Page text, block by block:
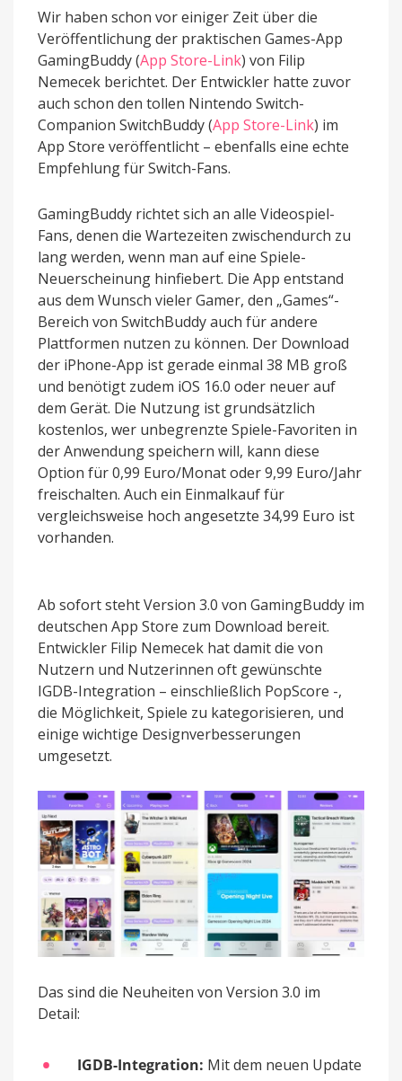
Wir haben schon vor einiger Zeit über die
Veröffentlichung der praktischen Games-App
GamingBuddy (App Store-Link) von Filip
Nemecek berichtet. Der Entwickler hatte zuvor
auch schon den tollen Nintendo Switch-
Companion SwitchBuddy (App Store-Link) im
App Store veröffentlicht – ebenfalls eine echte
Empfehlung für Switch-Fans.
GamingBuddy richtet sich an alle Videospiel-
Fans, denen die Wartezeiten zwischendurch zu
lang werden, wenn man auf eine Spiele-
Neuerscheinung hinfiebert. Die App entstand
aus dem Wunsch vieler Gamer, den „Games“-
Bereich von SwitchBuddy auch für andere
Plattformen nutzen zu können. Der Download
der iPhone-App ist gerade einmal 38 MB groß
und benötigt zudem iOS 16.0 oder neuer auf
dem Gerät. Die Nutzung ist grundsätzlich
kostenlos, wer unbegrenzte Spiele-Favoriten in
der Anwendung speichern will, kann diese
Option für 0,99 Euro/Monat oder 9,99 Euro/Jahr
freischalten. Auch ein Einmalkauf für
vergleichsweise hoch angesetzte 34,99 Euro ist
vorhanden.
Ab sofort steht Version 3.0 von GamingBuddy im
deutschen App Store zum Download bereit.
Entwickler Filip Nemecek hat damit die von
Nutzern und Nutzerinnen oft gewünschte
IGDB-Integration – einschließlich PopScore -,
die Möglichkeit, Spiele zu kategorisieren, und
einige wichtige Designverbesserungen
umgesetzt.
Das sind die Neuheiten von Version 3.0 im
Detail:
IGDB-Integration: Mit dem neuen Update